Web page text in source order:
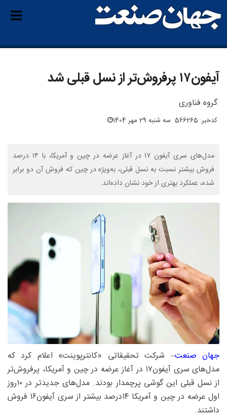
آیفون‌۱۷ پرفروش‌تر از نسل قبلی شد
گروه فناوری
کدخبر: 566265 سه شنبه 29 مهر 1404
مدل‌های سری آیفون ۱۷ در آغاز عرضه در چین و آمریکا، با ۱۴ درصد
فروش بیشتر نسبت به نسل قبلی، به‌ویژه در چین که فروش آن دو برابر
شده، عملکرد بهتری از خود نشان داده‌اند.
جهان صنعت– شرکت تحقیقاتی «کانترپوینت» اعلام کرد که
مدل‌های سری آیفون۱۷ در آغاز عرضه در چین و آمریکا، پرفروش‌تر
از نسل قبلی این گوشی پرچمدار بودند. مدل‌های جدیدتر در ۱۰روز
اول عرضه در چین و آمریکا ۱۴‌درصد بیشتر از سری آیفون۱۶ فروش
داشتند.